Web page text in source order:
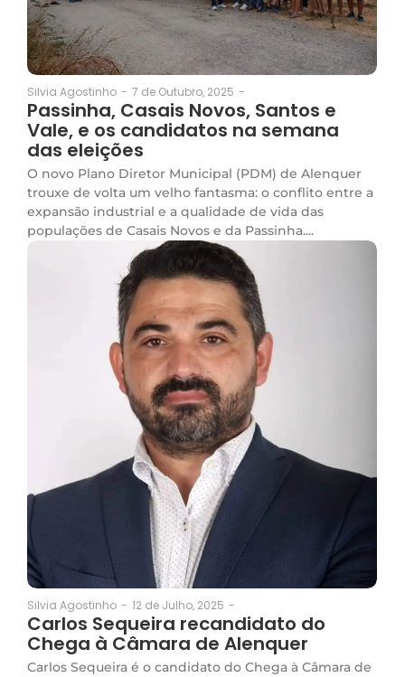
Silvia Agostinho - 7 de Outubro, 2025 -
Passinha, Casais Novos, Santos e
Vale, e os candidatos na semana
das eleições
O novo Plano Diretor Municipal (PDM) de Alenquer
trouxe de volta um velho fantasma: o conflito entre a
expansão industrial e a qualidade de vida das
populações de Casais Novos e da Passinha....
Silvia Agostinho - 12 de Julho, 2025 -
Carlos Sequeira recandidato do
Chega à Câmara de Alenquer
Carlos Sequeira é o candidato do Chega à Câmara de